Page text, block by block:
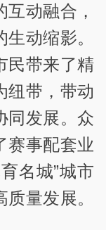
动融合，
动缩影。
民带来了精
纽带，带动
同发展。众
赛事配套业
名城”城市
量发展。